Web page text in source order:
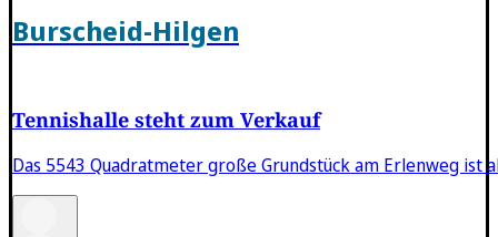
Burscheid-Hilgen
Tennishalle steht zum Verkauf
Das 5543 Quadratmeter große Grundstück am Erlenweg ist